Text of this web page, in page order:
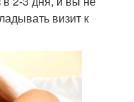
визит к